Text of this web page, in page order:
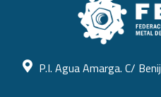
P.I. Agua Amarga. C/